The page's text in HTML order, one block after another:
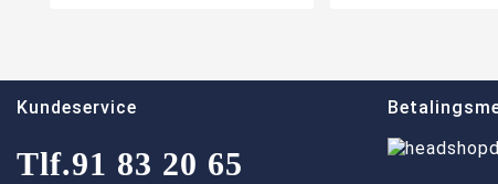
Kundeservice
Tlf.91 83 20 65